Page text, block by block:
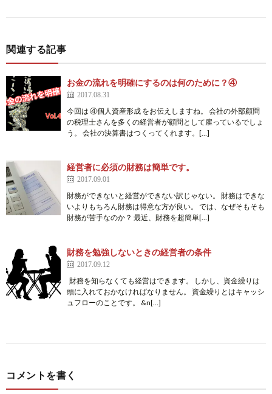
関連する記事
お金の流れを明確にするのは何のために？④
2017.08.31
今回は ④個人資産形成 をお伝えしますね。 会社の外部顧問
の税理士さんを多くの経営者が顧問として雇っているでしょ
う。 会社の決算書はつくってくれます。[…]
経営者に必須の財務は簡単です。
2017.09.01
財務ができないと経営ができない訳じゃない。 財務はできな
いよりもちろん財務は得意な方が良い。 では、なぜそもそも
財務が苦手なのか？ 最近、財務を超簡単[…]
財務を勉強しないときの経営者の条件
2017.09.12
財務を知らなくても経営はできます。 しかし、資金繰りは
頭に入れておかなければなりません。 資金繰りとはキャッシ
ュフローのことです。 &n[…]
コメントを書く